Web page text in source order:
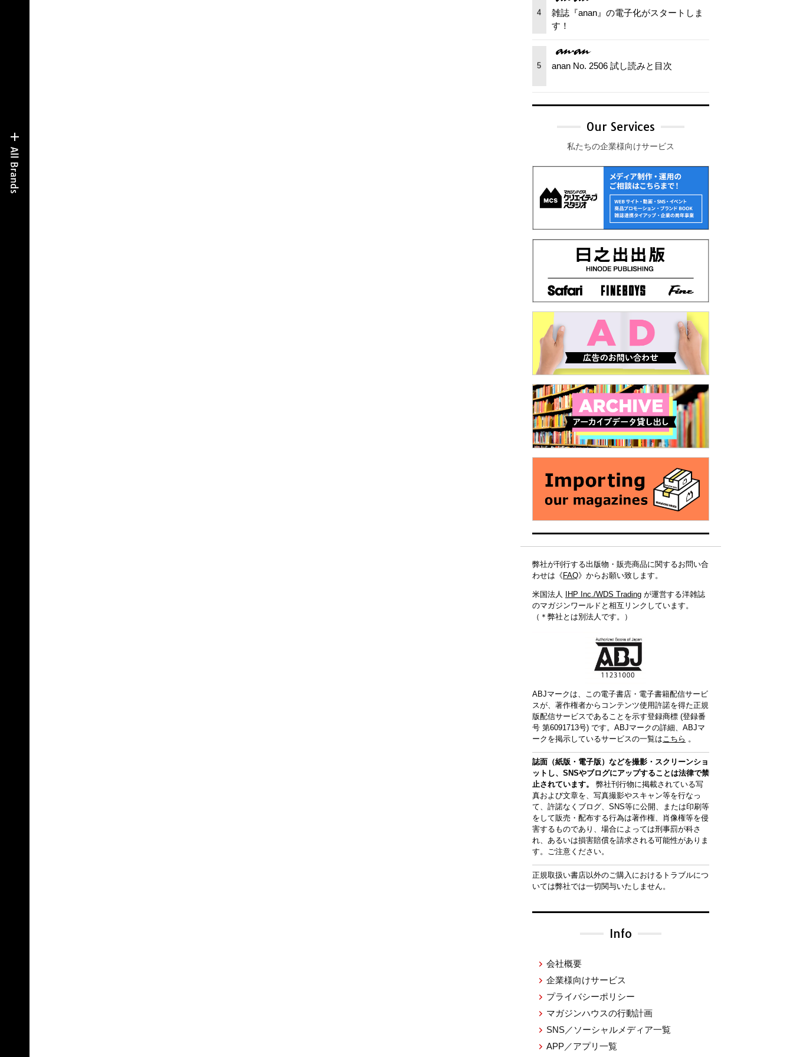
4
雑誌『anan』の電子化がスタートしま
す！
5 anan No. 2506 試し読みと目次
Our Services
私たちの企業様向けサービス
弊社が刊行する出版物・販売商品に関するお問い合
わせは《 FAQ》からお願い致します。
米国法人 IHP Inc./WDS Trading が運営する洋雑誌
のマガジンワールドと相互リンクしています。
（＊弊社とは別法人です。）
ABJマークは、この電子書店・電子書籍配信サービ
スが、著作権者からコンテンツ使用許諾を得た正規
版配信サービスであることを示す登録商標 (登録番
号 第6091713号) です。ABJマークの詳細、ABJマ
ークを掲示しているサービスの一覧は こちら 。
誌面（紙版・電子版）などを撮影・スクリーンショ
ットし、SNSやブログにアップすることは法律で禁
止されています。
弊社刊行物に掲載されている写
真および文章を、写真撮影やスキャン等を行なっ
て、許諾なくブログ、SNS等に公開、または印刷等
をして販売・配布する行為は著作権、肖像権等を侵
害するものであり、場合によっては刑事罰が科さ
れ、あるいは損害賠償を請求される可能性がありま
す。ご注意ください。
正規取扱い書店以外のご購入におけるトラブルにつ
いては弊社では一切関与いたしません。
Info
会社概要
企業様向けサービス
プライバシーポリシー
マガジンハウスの行動計画
SNS／ソーシャルメディア一覧
APP／アプリ一覧